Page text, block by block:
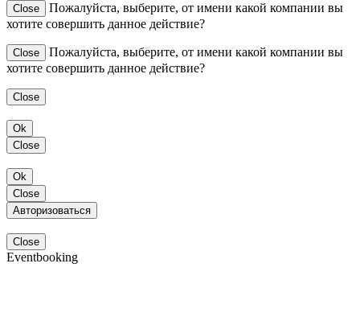
Close
Пожалуйста, выберите, от имени какой компании вы
хотите совершить данное действие?
Close
Пожалуйста, выберите, от имени какой компании вы
хотите совершить данное действие?
Close
Ok
Close
Ok
Close
Авторизоваться
Close
Eventbooking